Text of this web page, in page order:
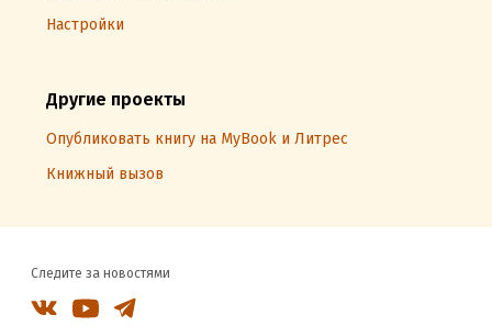
Настройки
Другие проекты
Опубликовать книгу на MyBook и Литрес
Книжный вызов
Следите за новостями